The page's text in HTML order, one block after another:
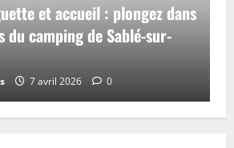
et accueil : plongez dans
du camping de Sablé-sur-
7 avril 2026 0